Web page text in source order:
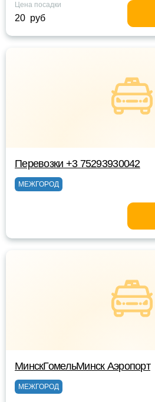
Цена посадки
20 руб
Перевозки +3 75293930042
МЕЖГОРОД
МинскГомельМинск Аэропорт
МЕЖГОРОД